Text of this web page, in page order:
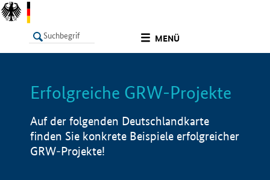
MENÜ
LISTE Info
Erfolgreiche GRW-Projekte
Auf der folgenden Deutschlandkarte
finden Sie konkrete Beispiele erfolgreicher
GRW-Projekte!